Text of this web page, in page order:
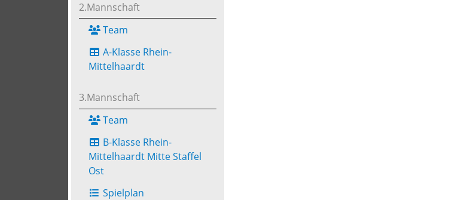
2.Mannschaft
Team
A-Klasse Rhein-
Mittelhaardt
3.Mannschaft
Team
B-Klasse Rhein-
Mittelhaardt Mitte Staffel
Ost
Spielplan